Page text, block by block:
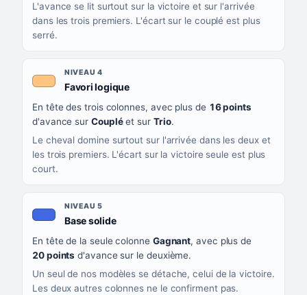
L'avance se lit surtout sur la victoire et sur l'arrivée
dans les trois premiers. L'écart sur le couplé est plus
serré.
NIVEAU 4
Favori logique, couleur orange clair
En tête des trois colonnes, avec plus de 16 points
d'avance sur Coupléet sur Trio.
Le cheval domine surtout sur l'arrivée dans les deux et
les trois premiers. L'écart sur la victoire seule est plus
court.
NIVEAU 5
Base solide, couleur bleu roi
En tête de la seule colonne Gagnant, avec plus de
20 points d'avance sur le deuxième.
Un seul de nos modèles se détache, celui de la victoire.
Les deux autres colonnes ne le confirment pas.